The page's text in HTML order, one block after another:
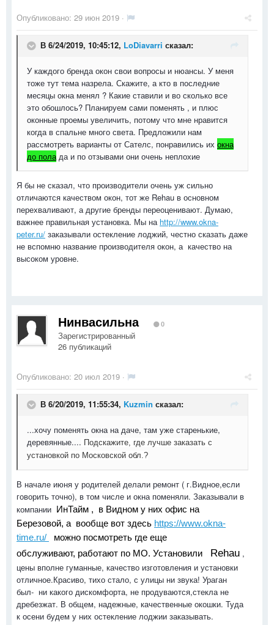
Опубликовано: 29 июн 2019 ·
В 6/24/2019, 10:45:12, LoDiavarri сказал:
У каждого бренда окон свои вопросы и нюансы. У меня
тоже тут тема назрела. Скажите, а кто в последние
месяцы окна менял ? Какие ставили и во сколько все
это обошлось? Планируем сами поменять , и плюс
оконные проемы увеличить, потому что мне нравится
когда в спальне много света. Предложили нам
рассмотреть варианты от Сателс, понравились их окна
до полада и по отзывами они очень неплохие
Я бы не сказал, что производители очень уж сильно
отличаются качеством окон, тот же Rehau в основном
перехваливают, а другие бренды переоценивают. Думаю,
важнее правильная установка. Мы на http://www.okna-
peter.ru/ заказывали остекление лоджий, честно сказать даже
не вспомню название производителя окон, а качество на
высоком уровне.
Нинвасильна 0
Зарегистрированный
26 публикаций
Опубликовано: 20 июл 2019 ·
В 6/20/2019, 11:55:34, Kuzmin сказал:
...хочу поменять окна на даче, там уже старенькие,
деревянные.... Подскажите, где лучше заказать с
установкой по Московской обл.?
В начале июня у родителей делали ремонт ( г.Видное,если
говорить точно), в том числе и окна поменяли. Заказывали в
компании
ИнТайм , в Видном у них офис на
Березовой, а вообще вот здесь https://www.okna-
time.ru/
можно посмотреть где еще
обслуживают, работают по МО. Установили
Rehau ,
цены вполне гуманные, качество изготовления и установки
отличное.Красиво, тихо стало, с улицы ни звука! Ураган
был- ни какого дискомфорта, не продуваются,стекла не
дребезжат. В общем, надежные, качественные окошки. Туда
к осени будем у них остекление лоджии заказывать.